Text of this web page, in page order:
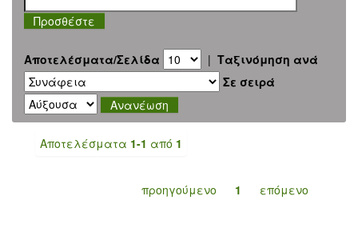
Αποτελέσματα/Σελίδα | Ταξινόμηση ανά
Σε σειρά
Αποτελέσματα 1-1 από 1
προηγούμενο 1 επόμενο